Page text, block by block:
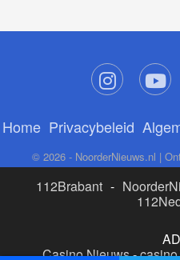
Home Privacybeleid
© 2026 - NoorderNieuws.nl |
112Brabant -
Casino Nieuws-